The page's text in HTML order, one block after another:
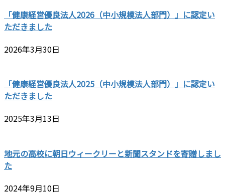
「健康経営優良法人2026（中小規模法人部門）」に認定い
ただきました
2026年3月30日
「健康経営優良法人2025（中小規模法人部門）」に認定い
ただきました
2025年3月13日
地元の高校に朝日ウィークリーと新聞スタンドを寄贈しまし
た
2024年9月10日